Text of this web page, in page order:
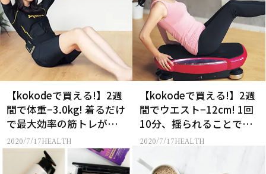
【kokodeで買える!】2週
間で体重−3.0kg! 着るだけ
で最大効率の筋トレが自
宅でできるEMSスーツ
【Dream Box Alpha
Active】
2020/7/17HEALTH
【kokodeで買える!】2週
間でウエスト−12cm! 1回
10分、揺られることでタ
イエット効率が劇的にUP
ーパーブレード PRO】
2020/7/17HEALTH